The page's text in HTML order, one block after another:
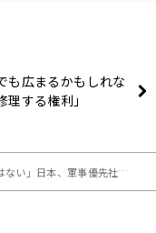
も広まるかもしれな
理する権利」
日本、軍事優先社会でいいのか？